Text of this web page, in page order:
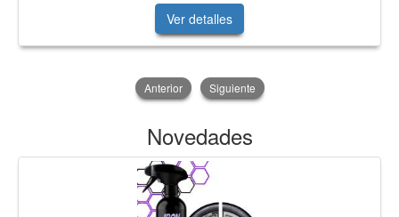
Ver detalles
Anterior Siguiente
Novedades